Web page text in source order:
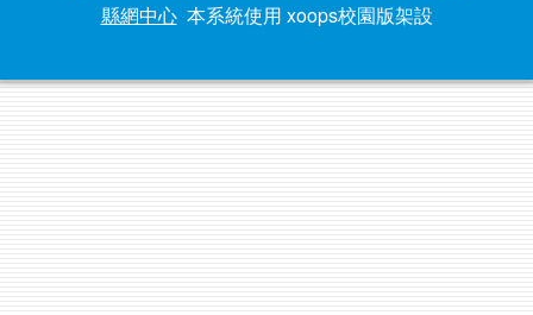
縣網中心本系統使用 xoops校園版架設